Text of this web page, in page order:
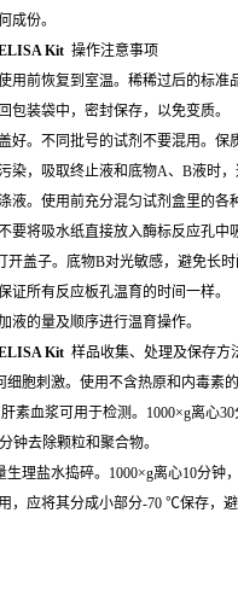
成份。
Kit 操作注意事项
用前恢复到室温。稀稀过后的标准
包装袋中，密封保存，以免变质。
好。不同批号的试剂不要混用。保
染，吸取终止液和底物A、B液时
液。使用前充分混匀试剂盒里的各
要将吸水纸直接放入酶标反应孔中
开盖子。底物B对光敏感，避免长
证所有反应板孔温育的时间一样。
液的量及顺序进行温育操作。
Kit 样品收集、处理及保存方
细胞刺激。使用不含热原和内毒素
素血浆可用于检测。1000×g离心
钟去除颗粒和聚合物。
理盐水捣碎。1000×g离心10分钟
，应将其分成小部分-70 ℃保存，